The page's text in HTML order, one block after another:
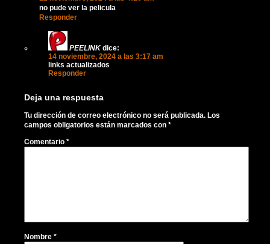
no pude ver la pelicula
Responder
PEELINK dice:
14 noviembre, 2024 a las 3:17 am
links actualizados
Responder
Deja una respuesta
Tu dirección de correo electrónico no será publicada. Los
campos obligatorios están marcados con *
Comentario *
Nombre *